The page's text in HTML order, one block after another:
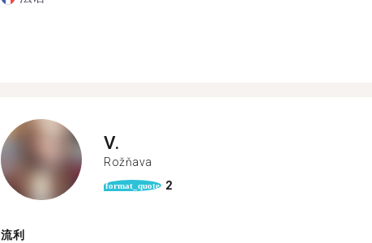
V.
Rožňava
format_quote 2
流利